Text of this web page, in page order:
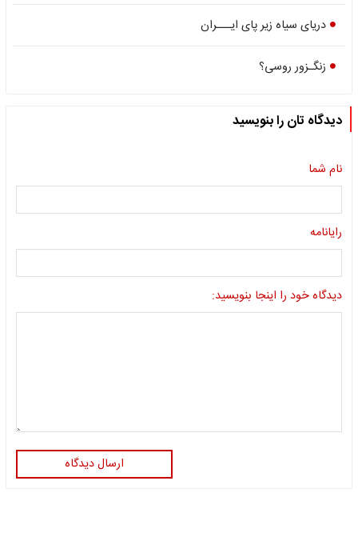
دریای سیاه زیر پای ایـــران
زنگـزور روسی؟
دیدگاه تان را بنویسید
نام شما
رایانامه
دیدگاه خود را اینجا بنویسید:
ارسال دیدگاه